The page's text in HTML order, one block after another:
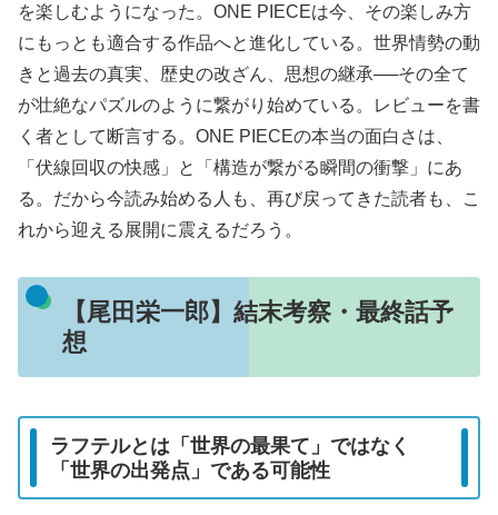
を楽しむようになった。ONE PIECEは今、その楽しみ方
にもっとも適合する作品へと進化している。世界情勢の動
きと過去の真実、歴史の改ざん、思想の継承──その全て
が壮絶なパズルのように繋がり始めている。レビューを書
く者として断言する。ONE PIECEの本当の面白さは、
「伏線回収の快感」と「構造が繋がる瞬間の衝撃」にあ
る。だから今読み始める人も、再び戻ってきた読者も、こ
れから迎える展開に震えるだろう。
【尾田栄一郎】結末考察・最終話予
想
ラフテルとは「世界の最果て」ではなく
「世界の出発点」である可能性